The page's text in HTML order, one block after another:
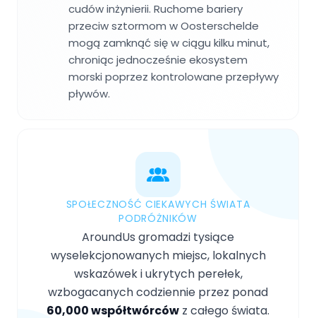
cudów inżynierii. Ruchome bariery
przeciw sztormom w Oosterschelde
mogą zamknąć się w ciągu kilku minut,
chroniąc jednocześnie ekosystem
morski poprzez kontrolowane przepływy
pływów.
SPOŁECZNOŚĆ CIEKAWYCH ŚWIATA
PODRÓŻNIKÓW
AroundUs gromadzi tysiące
wyselekcjonowanych miejsc, lokalnych
wskazówek i ukrytych perełek,
wzbogacanych codziennie przez ponad
60,000 współtwórców z całego świata.